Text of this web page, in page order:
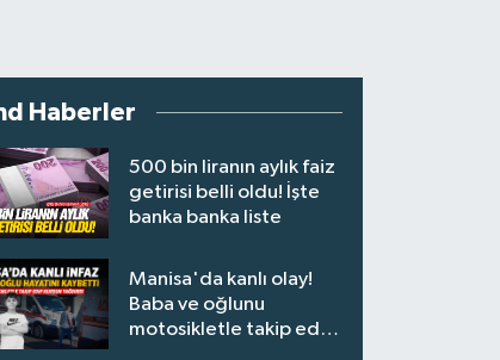
Haberler
500 bin liranın aylık faiz
getirisi belli oldu! İşte
banka banka liste
Manisa'da kanlı olay!
Baba ve oğlunu
motosikletle takip edip